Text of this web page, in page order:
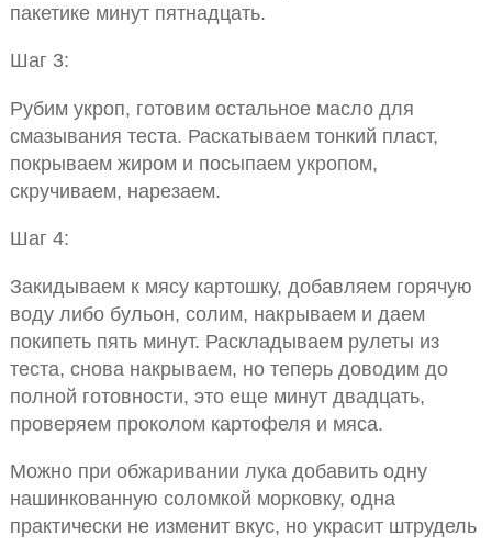
пакетике минут пятнадцать.
Шаг 3:
Рубим укроп, готовим остальное масло для
смазывания теста. Раскатываем тонкий пласт,
покрываем жиром и посыпаем укропом,
скручиваем, нарезаем.
Шаг 4:
Закидываем к мясу картошку, добавляем горячую
воду либо бульон, солим, накрываем и даем
покипеть пять минут. Раскладываем рулеты из
теста, снова накрываем, но теперь доводим до
полной готовности, это еще минут двадцать,
проверяем проколом картофеля и мяса.
Можно при обжаривании лука добавить одну
нашинкованную соломкой морковку, одна
практически не изменит вкус, но украсит штрудель